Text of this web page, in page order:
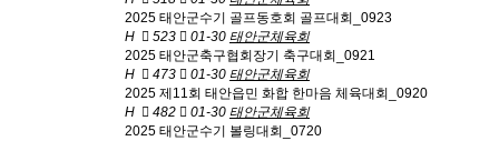
2025 태안군수기 골프동호회 골프대회_0923
H
523 01-30 태안군체육회
2025 태안군축구협회장기 축구대회_0921
H
473 01-30 태안군체육회
2025 제11회 태안읍민 화합 한마음 체육대회_0920
H
482 01-30 태안군체육회
2025 태안군수기 볼링대회_0720